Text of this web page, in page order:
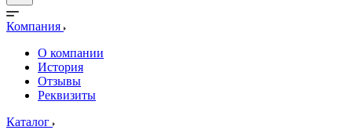
Компания
О компании
История
Отзывы
Реквизиты
Каталог